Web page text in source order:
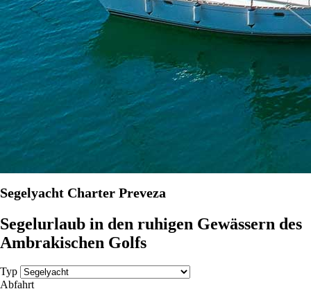
Segelyacht Charter Preveza
Segelurlaub in den ruhigen Gewässern des
Ambrakischen Golfs
Typ
Abfahrt